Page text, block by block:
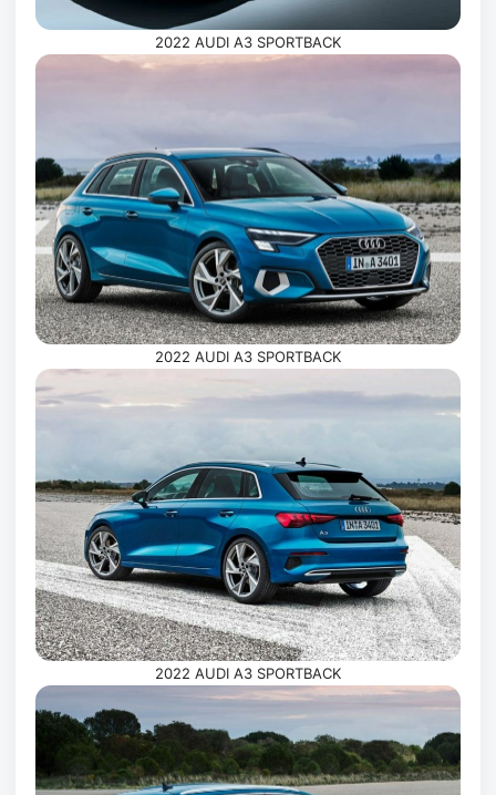
2022 AUDI A3 SPORTBACK
2022 AUDI A3 SPORTBACK
2022 AUDI A3 SPORTBACK